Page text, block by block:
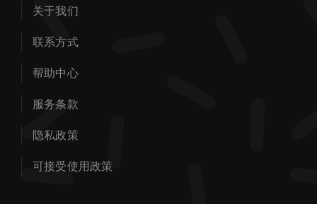
关于我们
联系方式
帮助中心
服务条款
隐私政策
可接受使用政策